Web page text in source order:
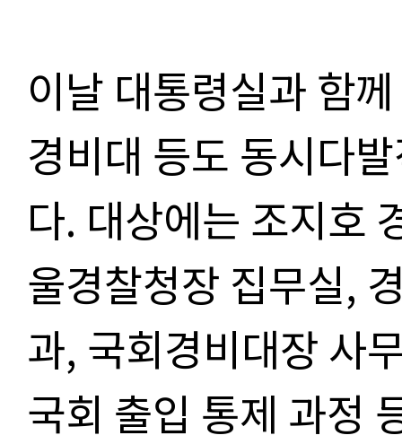
이날 대통령실과 함
경비대 등도 동시다
다. 대상에는 조지호
울경찰청장 집무실,
과, 국회경비대장 사
국회 출입 통제 과정